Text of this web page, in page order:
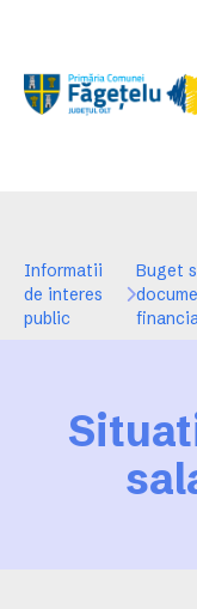
Informatii
de interes
public
Buget